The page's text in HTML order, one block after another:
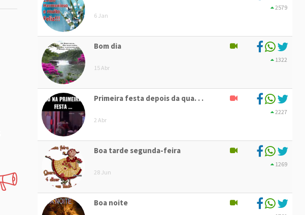
6 Jan
2579
Bom dia
15 Abr
1322
Primeira festa depois da qua. . .
2 Abr
2227
Boa tarde segunda-feira
28 Jun
1269
Boa noite